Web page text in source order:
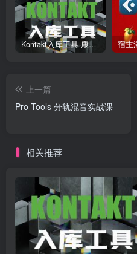
Kontakt入库工具 康泰克入库教程
上一篇
Pro Tools 分轨混音实战课
相关推荐